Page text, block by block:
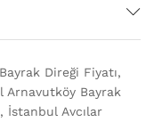
Direği Fiyatı,
Arnavutköy Bayrak
İstanbul Avcılar